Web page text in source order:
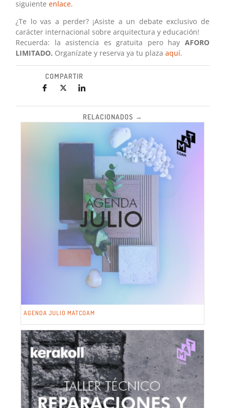
siguienteenlace.
¿Te lo vas a perder? ¡Asiste a un debate exclusivo de
carácter internacional sobre arquitectura y educación!
Recuerda: la asistencia es gratuita pero hay AFORO
LIMITADO. Organízate y reserva ya tu plazaaquí.
COMPARTIR
RELACIONADOS →
AGENDA JULIO MATCOAM